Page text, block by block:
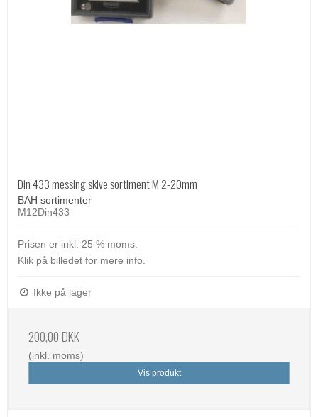
Din 433 messing skive sortiment M 2-20mm
BAH sortimenter
M12Din433
Prisen er inkl. 25 % moms.
Klik på billedet for mere info.
Ikke på lager
200,00 DKK
(inkl. moms)
Vis produkt